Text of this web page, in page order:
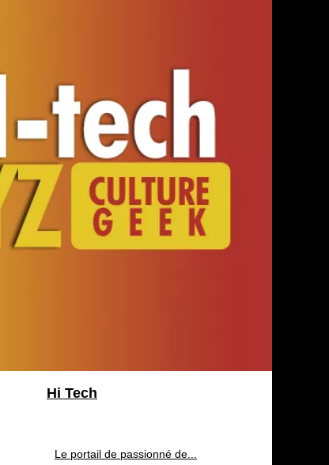
Hi Tech
Le portail de passionné de...